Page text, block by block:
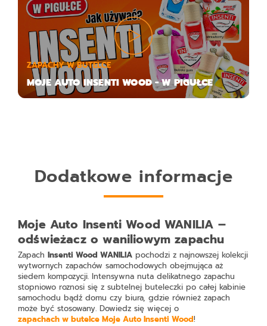
ZAPACHY W BUTELCE
MOJE AUTO INSENTI WOOD - W PIGUŁCE
Dodatkowe informacje
Moje Auto Insenti Wood WANILIA –
odświeżacz o waniliowym zapachu
Zapach Insenti Wood WANILIA pochodzi z najnowszej kolekcji
wytwornych zapachów samochodowych obejmująca aż
siedem kompozycji. Intensywna nuta delikatnego zapachu
stopniowo roznosi się z subtelnej buteleczki po całej kabinie
samochodu bądź domu czy biura, gdzie również zapach
może być stosowany. Dowiedz się więcej o
zapachach w butelce Moje Auto Insenti Wood!